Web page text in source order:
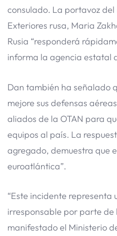
consulado. La portavoz del
Exteriores rusa, Maria
Rusia “responderá
informa la agencia estatal
Dan también ha señalado
mejore sus defensas
aliados de la OTAN para
equipos al país. La
agregado, demuestra que
euroatlántica”.
“Este incidente representa
irresponsable por parte de
manifestado el Ministerio